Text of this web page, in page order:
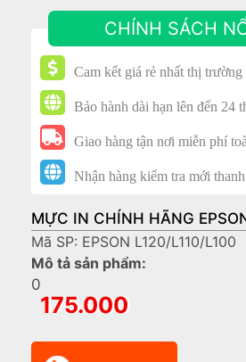
CHÍNH SÁCH
Cam kết giá rẻ nhất thị trường
Bảo hành dài hạn lên đến 24
Giao hàng tận nơi miễn phí
Nhận hàng kiểm tra mới
MỰC IN CHÍNH HÃNG
Mã SP: EPSON L120/L110/L100
Mô tả sản phẩm:
0
175.000